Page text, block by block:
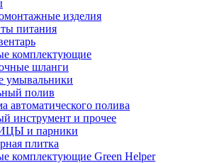
изделия
питания
комплектующие
шланги
умывальники
полив
автоматического полива
инструмент и прочее
и парники
плитка
комплектующие Green Helper